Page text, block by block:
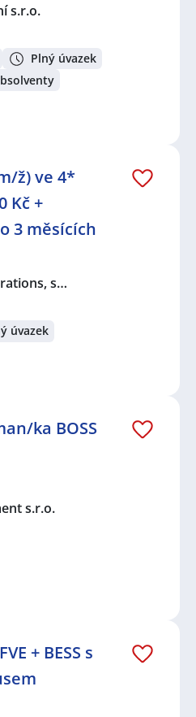
s.r.o.
Plný úvazek
ž) ve 4*
Kč +
3 měsících
s…
úvazek
ka BOSS
s.r.o.
+ BESS s